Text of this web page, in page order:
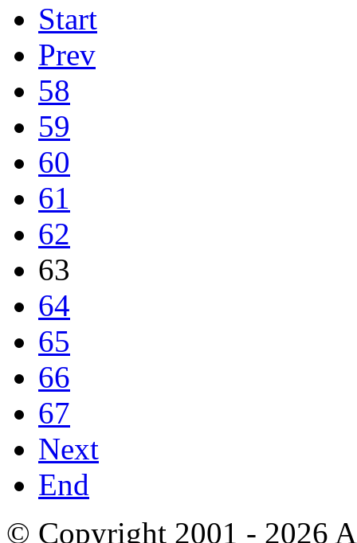
Start
Prev
58
59
60
61
62
63
64
65
66
67
Next
End
© Copyright 2001 - 2026